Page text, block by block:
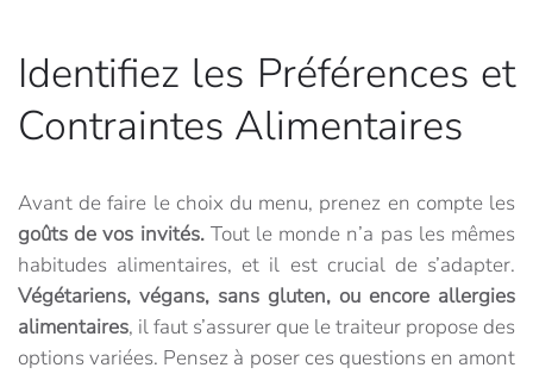
Identifiez les Préférences et
Contraintes Alimentaires
Avant de faire le choix du menu, prenez en compte les
goûts de vos invités.Tout le monde n’a pas les mêmes
habitudes alimentaires, et il est crucial de s’adapter.
Végétariens, végans, sans gluten, ou encore allergies
alimentaires, il faut s’assurer que le traiteur propose des
options variées. Pensez à poser ces questions en amont